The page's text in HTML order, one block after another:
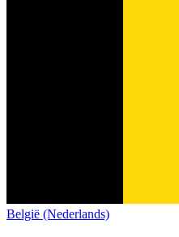
België (Nederlands)